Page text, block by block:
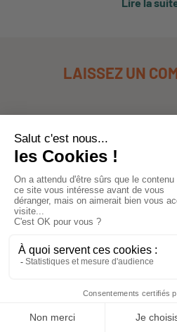
LAISSEZ UN
NOM DE FAMILLE*
E-MAIL*